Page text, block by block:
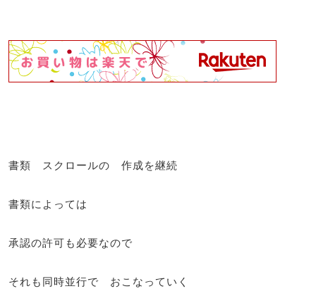
書類 スクロールの 作成を継続
書類によっては
承認の許可も必要なので
それも同時並行で おこなっていく